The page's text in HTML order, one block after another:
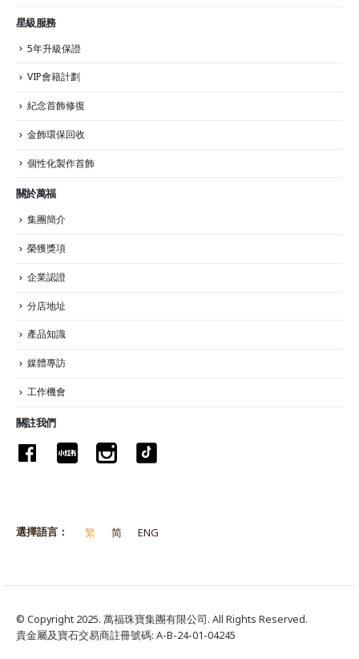
星級服務
5年升級保證
VIP會籍計劃
紀念首飾修復
金飾環保回收
個性化製作首飾
關於萬福
集團簡介
榮獲獎項
企業認證
分店地址
產品知識
媒體專訪
工作機會
關註我們
選擇語言： 繁 简 ENG
© Copyright 2025. 萬福珠寶集團有限公司. All Rights Reserved.
貴金屬及寶石交易商註冊號碼: A-B-24-01-04245